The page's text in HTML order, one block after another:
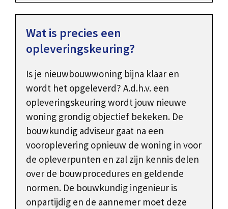
Wat is precies een
opleveringskeuring?
Is je nieuwbouwwoning bijna klaar en
wordt het opgeleverd? A.d.h.v. een
opleveringskeuring wordt jouw nieuwe
woning grondig objectief bekeken. De
bouwkundig adviseur gaat na een
vooroplevering opnieuw de woning in voor
de opleverpunten en zal zijn kennis delen
over de bouwprocedures en geldende
normen. De bouwkundig ingenieur is
onpartijdig en de aannemer moet deze